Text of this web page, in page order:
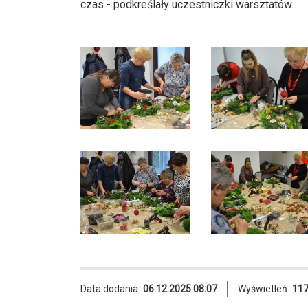
czas - podkreślały uczestniczki warsztatów.
Data dodania: 06.12.2025 08:07 Wyświetleń: 117